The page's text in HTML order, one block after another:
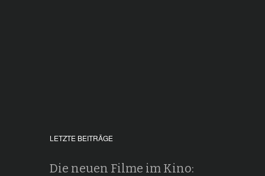
LETZTE BEITRÄGE
Die neuen Filme im Kino: